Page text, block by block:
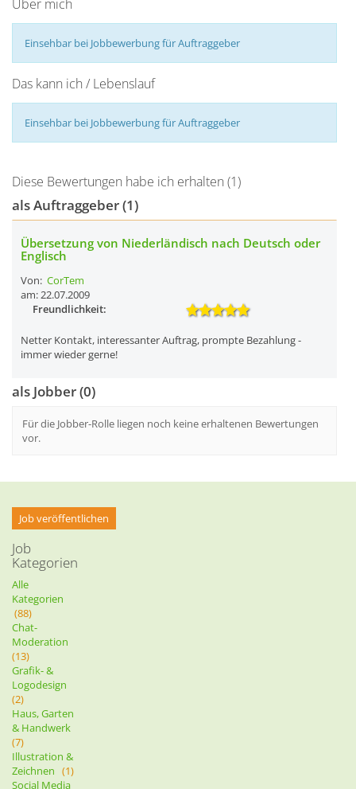
Über mich
Einsehbar bei Jobbewerbung für Auftraggeber
Das kann ich / Lebenslauf
Einsehbar bei Jobbewerbung für Auftraggeber
Diese Bewertungen habe ich erhalten (1)
als Auftraggeber (1)
Übersetzung von Niederländisch nach Deutsch oder
Englisch
Von: CorTem
am: 22.07.2009
Freundlichkeit:
Netter Kontakt, interessanter Auftrag, prompte Bezahlung -
immer wieder gerne!
als Jobber (0)
Für die Jobber-Rolle liegen noch keine erhaltenen Bewertungen
vor.
Job veröffentlichen
Job
Kategorien
Alle
Kategorien
(88)
Chat-
Moderation
(13)
Grafik- &
Logodesign
(2)
Haus, Garten
& Handwerk
(7)
Illustration &
Zeichnen (1)
Social Media